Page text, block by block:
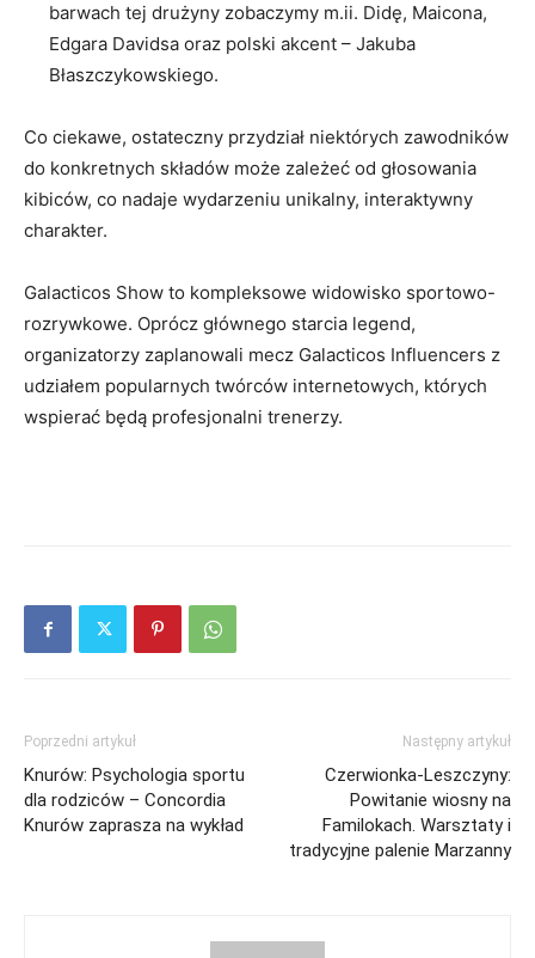
barwach tej drużyny zobaczymy m.ii. Didę, Maicona,
Edgara Davidsa oraz polski akcent – Jakuba
Błaszczykowskiego.
Co ciekawe, ostateczny przydział niektórych zawodników
do konkretnych składów może zależeć od głosowania
kibiców, co nadaje wydarzeniu unikalny, interaktywny
charakter.
Galacticos Show to kompleksowe widowisko sportowo-
rozrywkowe. Oprócz głównego starcia legend,
organizatorzy zaplanowali mecz Galacticos Influencers z
udziałem popularnych twórców internetowych, których
wspierać będą profesjonalni trenerzy.
Poprzedni artykuł
Knurów: Psychologia sportu
dla rodziców – Concordia
Knurów zaprasza na wykład
Następny artykuł
Czerwionka-Leszczyny:
Powitanie wiosny na
Familokach. Warsztaty i
tradycyjne palenie Marzanny